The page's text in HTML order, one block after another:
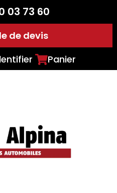
03 73 60
de devis
Panier